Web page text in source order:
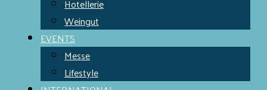
Hotellerie
Weingut
EVENTS
Messe
Lifestyle